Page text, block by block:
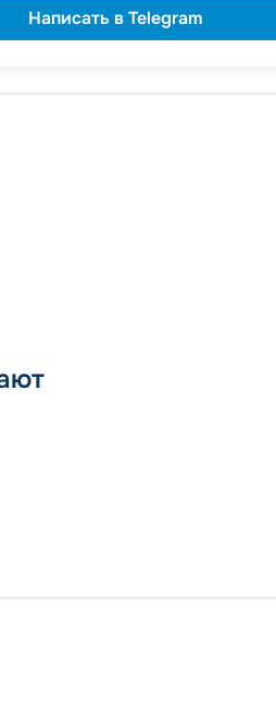
Написать в Telegram